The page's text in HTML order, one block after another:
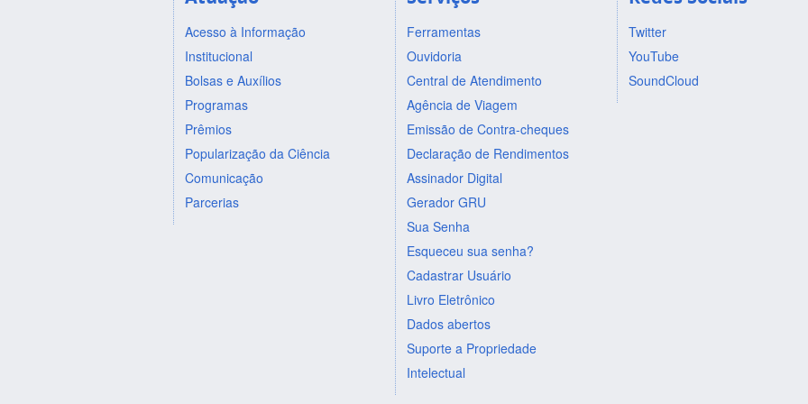
Acesso à Informação
Institucional
Bolsas e Auxílios
Programas
Prêmios
Popularização da Ciência
Comunicação
Parcerias
Ferramentas
Ouvidoria
Central de Atendimento
Agência de Viagem
Emissão de Contra-cheques
Declaração de Rendimentos
Assinador Digital
Gerador GRU
Sua Senha
Esqueceu sua senha?
Cadastrar Usuário
Livro Eletrônico
Dados abertos
Suporte a Propriedade
Intelectual
Twitter
YouTube
SoundCloud